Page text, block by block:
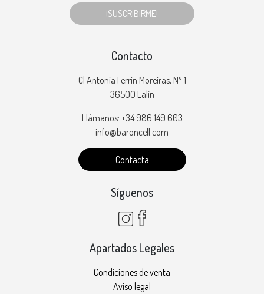
¡SUSCRIBIRME!
Contacto
Cl Antonia Ferrin Moreiras, Nº 1
36500 Lalín
Llámanos: +34 986 149 603
info@baroncell.com
Contacta
Síguenos
Apartados Legales
Condiciones de venta
Aviso legal